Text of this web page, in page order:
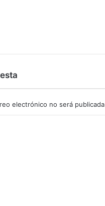
electrónico no será